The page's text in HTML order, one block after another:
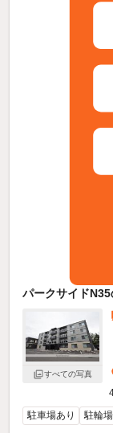
パークサイド
すべての写真
駐車場あり
駐輪